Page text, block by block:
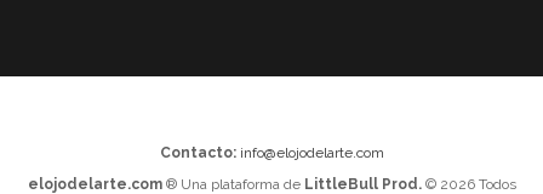
Contacto: info@elojodelarte.com
elojodelarte.com® Una plataforma de LittleBull Prod.© 2026 Todos